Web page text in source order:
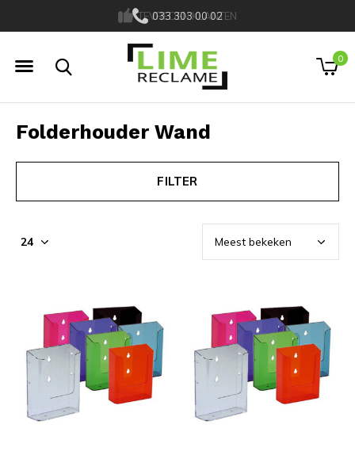
TEVREDEN KLANTEN
033 303 00 02
0
Folderhouder Wand
FILTER